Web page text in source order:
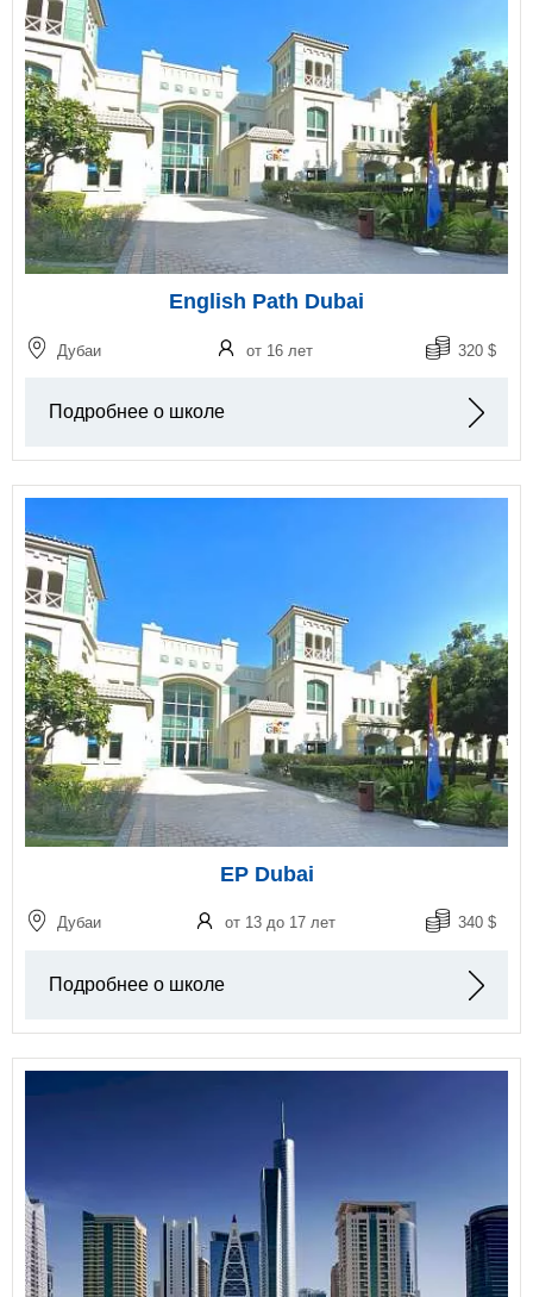
English Path Dubai
Дубаи от 16 лет 320 $
Подробнее о школе
EP Dubai
Дубаи от 13 до 17 лет 340 $
Подробнее о школе